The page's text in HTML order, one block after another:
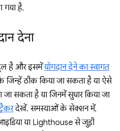
गया है.
देना
है और इसमेंयोगदान देने का स्वागत
जिन्हें ठीक किया जा सकता है या ऐसे
सकता है या जिनमें सुधार किया जा
देखें. समस्याओं के सेक्शन में,
या Lighthouse से जुड़ी